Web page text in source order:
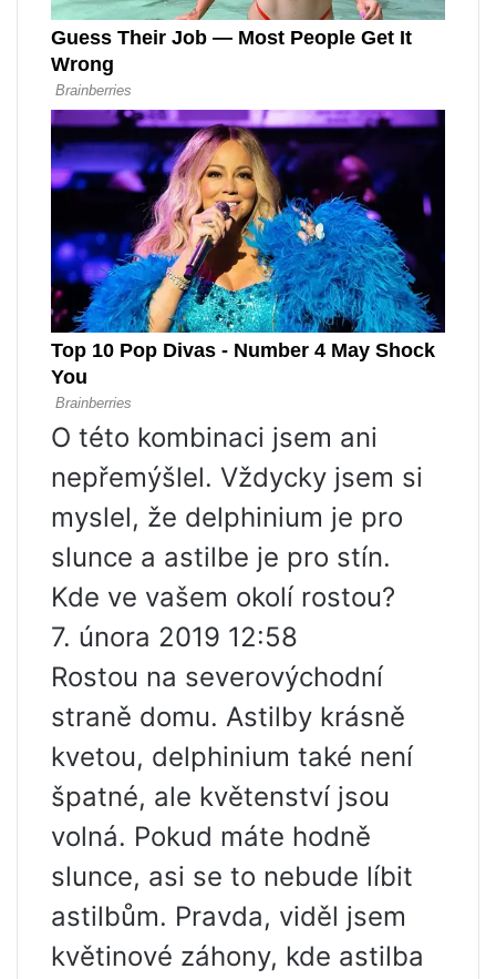
O této kombinaci jsem ani
nepřemýšlel. Vždycky jsem si
myslel, že delphinium je pro
slunce a astilbe je pro stín.
Kde ve vašem okolí rostou?
7. února 2019 12:58
Rostou na severovýchodní
straně domu. Astilby krásně
kvetou, delphinium také není
špatné, ale květenství jsou
volná. Pokud máte hodně
slunce, asi se to nebude líbit
astilbům. Pravda, viděl jsem
květinové záhony, kde astilba